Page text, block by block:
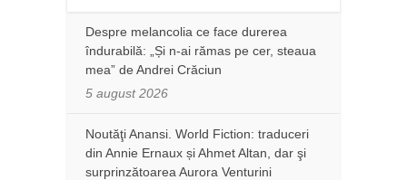
Despre melancolia ce face durerea
îndurabilă: „Și n-ai rămas pe cer, steaua
mea” de Andrei Crăciun
5 august 2026
Noutăţi Anansi. World Fiction: traduceri
din Annie Ernaux și Ahmet Altan, dar şi
surprinzătoarea Aurora Venturini